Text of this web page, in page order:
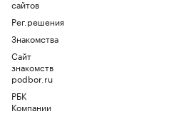
сайтов
Рег.решения
Знакомства
Сайт
знакомств
podbor.ru
РБК
Компании